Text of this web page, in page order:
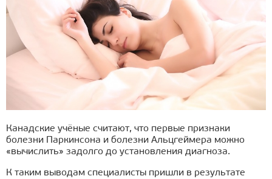
Канадские учёные считают, что первые признаки
болезни Паркинсона и болезни Альцгеймера можно
«вычислить» задолго до установления диагноза.
К таким выводам специалисты пришли в результате